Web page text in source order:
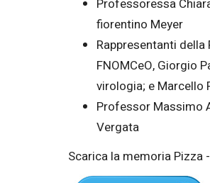
Professoressa
fiorentino Meyer
Rappresentanti
FNOMCeO, Giorgio
virologia; e Marcello
Professor Massimo
Vergata
Scarica la memoria Pizza